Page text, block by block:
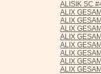
ALISIK SC
ALIX
ALIX
ALIX
ALIX
ALIX
ALIX
ALIX
ALIX